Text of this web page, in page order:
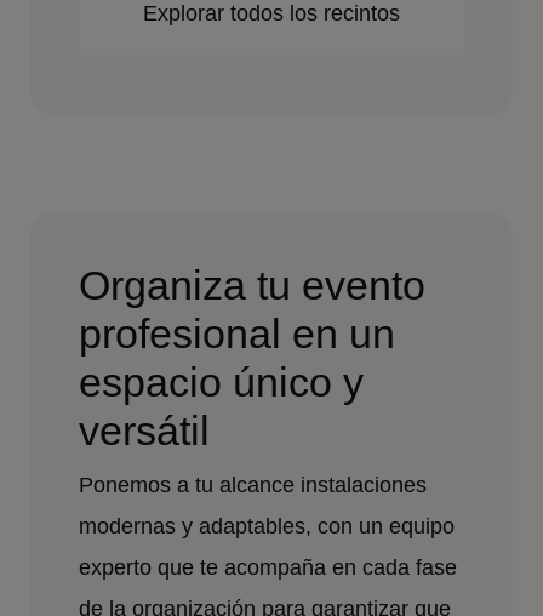
Explorar todos los recintos
Organiza tu evento
profesional en un
espacio único y
versátil
Ponemos a tu alcance instalaciones
modernas y adaptables, con un equipo
experto que te acompaña en cada fase
de la organización para garantizar que